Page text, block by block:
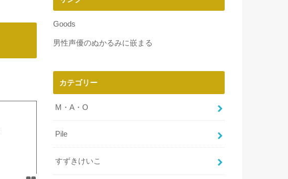
Goods
男性声優のぬかるみに嵌まる
カテゴリー
M・A・O
Pile
すずきけいこ